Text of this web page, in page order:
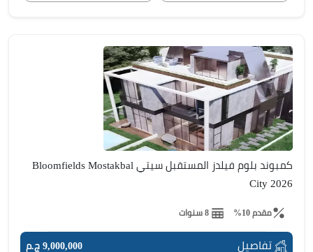
كمبوند بلوم فيلدز المستقبل سيتي Bloomfields Mostakbal
City 2026
مقدم 10% 8 سنوات
تفاصيل 9,000,000 ج.م